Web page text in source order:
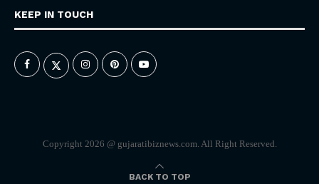
KEEP IN TOUCH
Copyright 2026 @ gujaratibiznews.com. All Right Reserved.
BACK TO TOP